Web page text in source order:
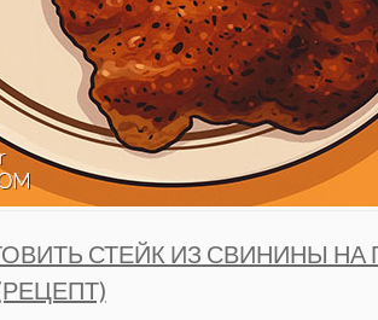
СТЕЙК ИЗ СВИНИНЫ НА